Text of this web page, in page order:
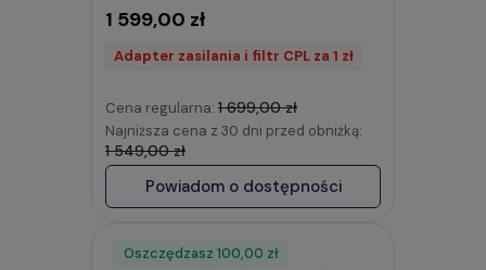
1 599,00 zł
Adapter zasilania i filtr CPL za 1 zł
Cena regularna: 1 699,00 zł
Najniższa cena z 30 dni przed obniżką:
1 549,00 zł
Powiadom o dostępności
Oszczędzasz 100,00 zł
Rabat